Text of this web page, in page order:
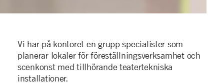
Vi har på kontoret en grupp specialister som
planerar lokaler för föreställningsverksamhet och
scenkonst med tillhörande teatertekniska
installationer.